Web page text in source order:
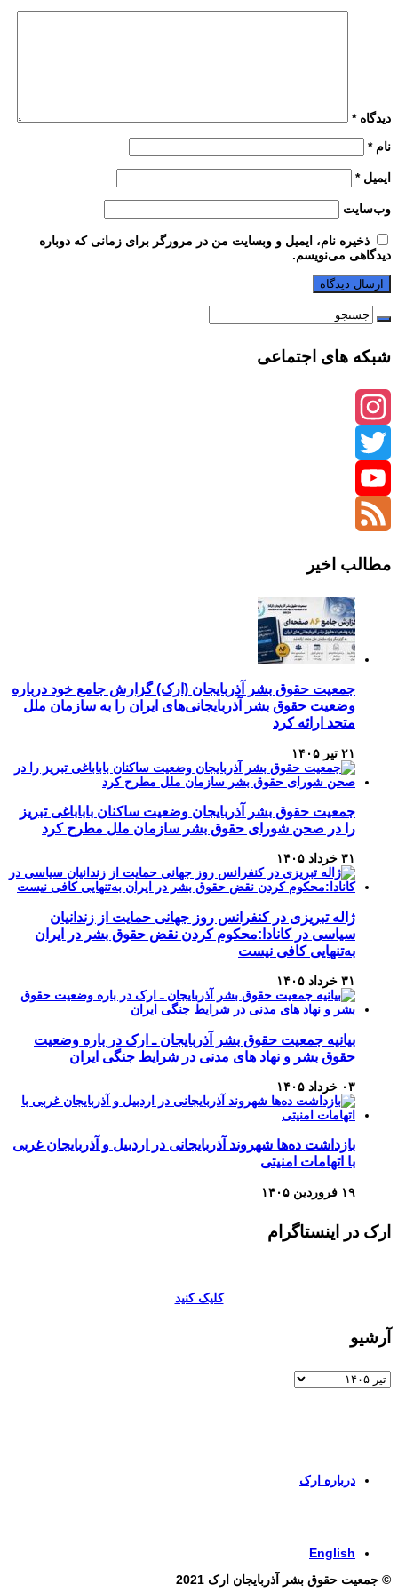
دیدگاه*
نام*
ایمیل*
وب‌سایت
ذخیره نام، ایمیل و وبسایت من در مرورگر برای زمانی که دوباره
دیدگاهی می‌نویسم.
شبکه های اجتماعی
Instagram
Twitter
YouTube
مطالب اخیر
جمعیت حقوق بشر آذربایجان (ارک) گزارش جامع خود درباره
وضعیت حقوق بشر آذربایجانی‌های ایران را به سازمان ملل
متحد ارائه کرد
۲۱ تیر ۱۴۰۵
جمعیت حقوق بشر آذربایجان وضعیت ساکنان باباباغی تبریز
را در صحن شورای حقوق بشر سازمان ملل مطرح کرد
۳۱ خرداد ۱۴۰۵
ژاله تبریزی در کنفرانس روز جهانی حمایت از زندانیان
سیاسی در کانادا:محکوم کردن نقض حقوق بشر در ایران
به‌تنهایی کافی نیست
۳۱ خرداد ۱۴۰۵
بیانیه جمعیت حقوق بشر آذربایجان ـ ارک در باره وضعیت
حقوق بشر و نهاد های مدنی در شرایط جنگی ایران
۰۳ خرداد ۱۴۰۵
بازداشت ده‌ها شهروند آذربایجانی در اردبیل و آذربایجان غربی
با اتهامات امنیتی
۱۹ فروردین ۱۴۰۵
ارک در اینستاگرام
کلیک کنید
آرشیو
آرشیو
درباره ارک
English
© جمعیت حقوق بشر آذربایجان ارک 2021